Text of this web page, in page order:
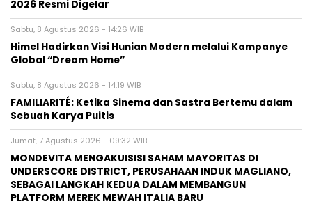
2026 Resmi Digelar
Sabtu, 8 Agustus 2026 - 14:26 WIB
Himel Hadirkan Visi Hunian Modern melalui Kampanye
Global “Dream Home”
Sabtu, 8 Agustus 2026 - 14:19 WIB
FAMILIARITÉ: Ketika Sinema dan Sastra Bertemu dalam
Sebuah Karya Puitis
Jumat, 7 Agustus 2026 - 09:32 WIB
MONDEVITA MENGAKUISISI SAHAM MAYORITAS DI
UNDERSCORE DISTRICT, PERUSAHAAN INDUK MAGLIANO,
SEBAGAI LANGKAH KEDUA DALAM MEMBANGUN
PLATFORM MEREK MEWAH ITALIA BARU